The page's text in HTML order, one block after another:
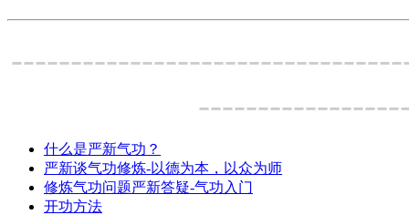
什么是严新气功？
严新谈气功修炼-以德为本，以众为师
修炼气功问题严新答疑-气功入门
开功方法